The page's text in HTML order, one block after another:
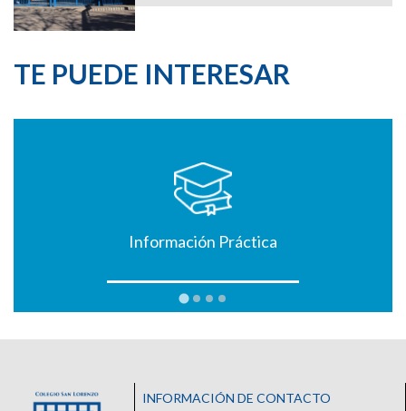
TE PUEDE INTERESAR
Información Práctica
INFORMACIÓN DE CONTACTO